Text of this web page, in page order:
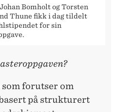
Bomholt og Torsten
Thune fikk i dag tildelt
for sin
forutser om
på strukturert